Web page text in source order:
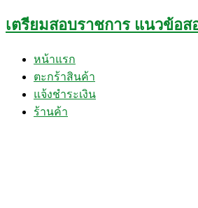
Skip
to
เตรียมสอบราชการ แนวข้อส
หน้าแรก
ตะกร้าสินค้า
แจ้งชำระเงิน
ร้านค้า